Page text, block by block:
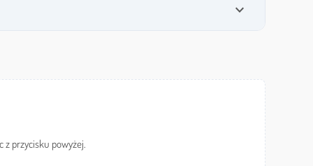
expand_more
z przycisku powyżej.